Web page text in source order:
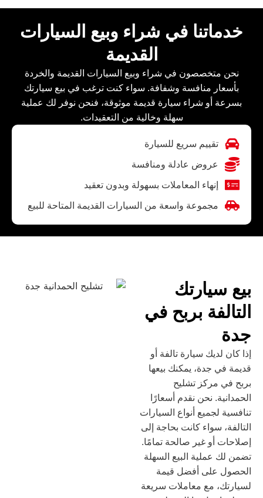
خدماتنا في شراء وبيع السيارات
القديمة
نحن متخصصون في شراء وبيع السيارات القديمة والخردة
بأسعار منافسة وشفافة. سواء كنت ترغب في بيع سيارتك
بسرعة أو شراء سيارة قديمة موثوقة، فنحن نوفر لك عملية
سهلة وخالية من التعقيدات.
تقييم سريع للسيارة
عروض عادلة ومنافسة
إنهاء المعاملات بسهولة وبدون تعقيد
مجموعة واسعة من السيارات القديمة المتاحة للبيع
بيع سيارتك
التالفة بربح في
جدة
إذا كان لديك سيارة تالفة أو
قديمة في جدة، يمكنك بيعها
بربح في مركز تشليح
الحمدانية. نحن نقدم أسعارًا
تنافسية لجميع أنواع السيارات
التالفة، سواء كانت بحاجة إلى
إصلاحات أو غير صالحة تمامًا.
تضمن لك عملية البيع السهلة
الحصول على أفضل قيمة
لسيارتك، مع معاملات سريعة